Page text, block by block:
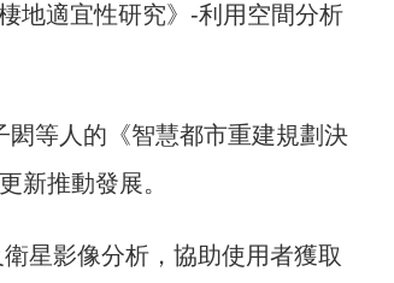
地適宜性研究》-利用空間分析
等人的《智慧都市重建規劃決
新推動發展。
星影像分析，協助使用者獲取